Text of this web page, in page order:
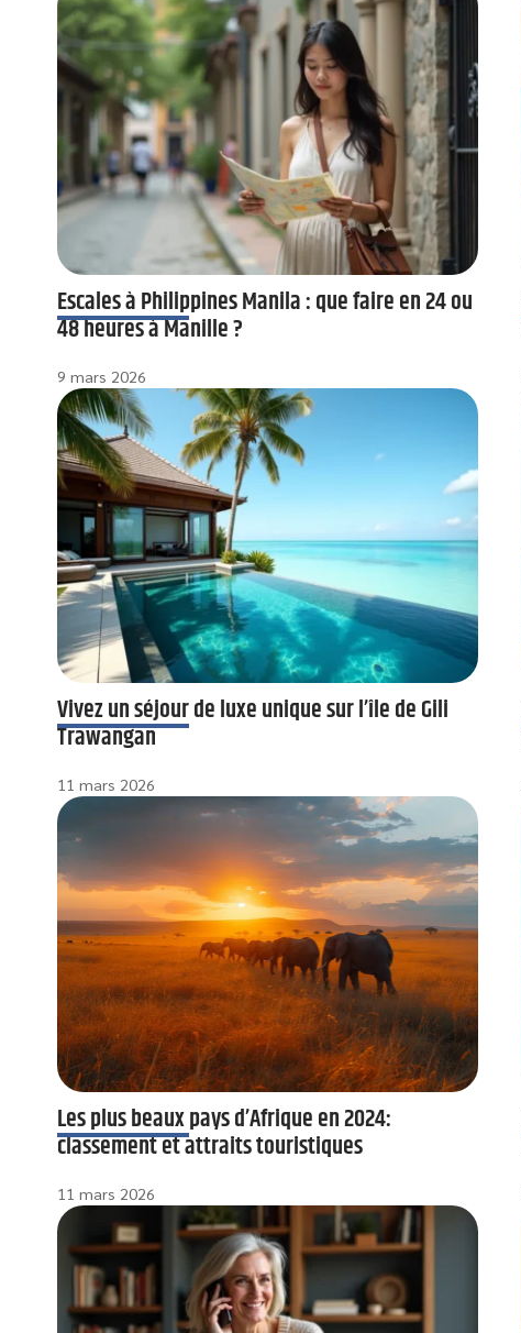
Escales à Philippines Manila : que faire en 24 ou
48 heures à Manille ?
9 mars 2026
Vivez un séjour de luxe unique sur l’île de Gili
Trawangan
11 mars 2026
Les plus beaux pays d’Afrique en 2024:
classement et attraits touristiques
11 mars 2026